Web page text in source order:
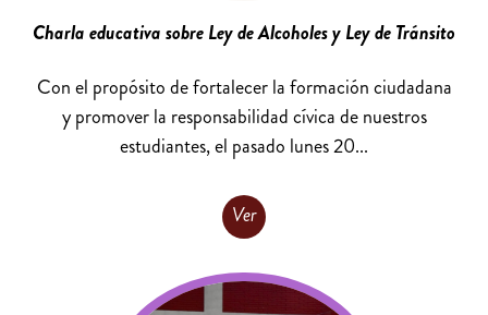
Charla educativa sobre Ley de Alcoholes y Ley de Tránsito
Con el propósito de fortalecer la formación ciudadana
y promover la responsabilidad cívica de nuestros
estudiantes, el pasado lunes 20...
Ver